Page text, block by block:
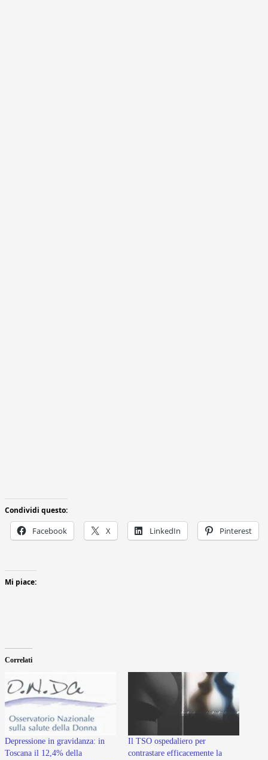
Condividi questo:
Facebook X LinkedIn Pinterest
Mi piace:
Correlati
Depressione in gravidanza: in
Toscana il 12,4% della
Il TSO ospedaliero per
contrastare efficacemente la